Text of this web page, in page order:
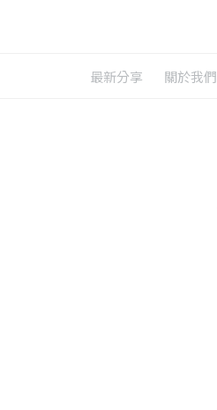
最新分享 關於我們